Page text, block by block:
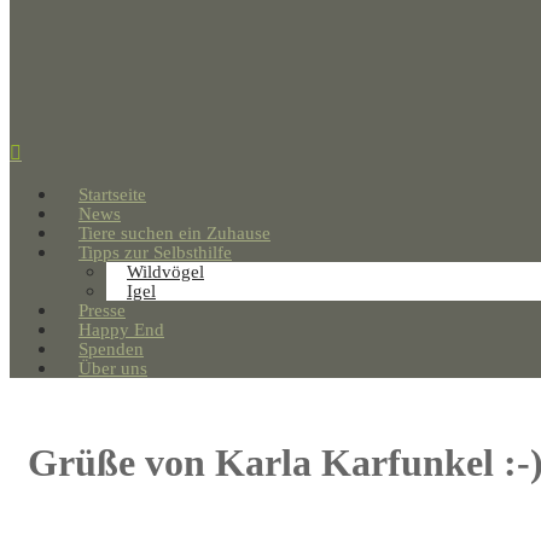
Startseite
News
Tiere suchen ein Zuhause
Tipps zur Selbsthilfe
Wildvögel
Igel
Presse
Happy End
Spenden
Über uns
Grüße von Karla Karfunkel :-